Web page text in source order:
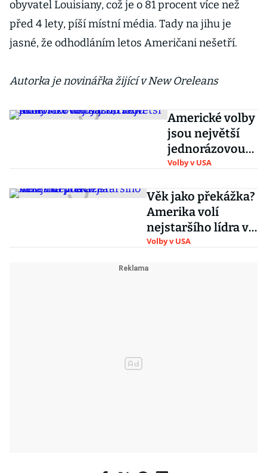
obyvatel Louisiany, což je o 81 procent více než
před 4 lety, píší místní média. Tady na jihu je
jasné, že odhodláním letos Američani nešetří.
Autorka je novinářka žijící v New Oreleans
Americké volby
jsou největší
jednorázovou
sázkařskou
dějinách, tvrdí
firmy
Volby v USA
Věk jako překážka?
Amerika volí
nejstaršího lídra v
dějinách
Volby v USA